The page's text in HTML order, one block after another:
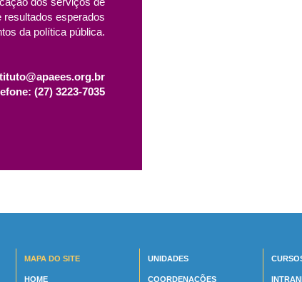
esperados
da política pública.
(27) 3223-7035
MAPA DO SITE
HOME
UNIDADES
COORDENAÇÕES